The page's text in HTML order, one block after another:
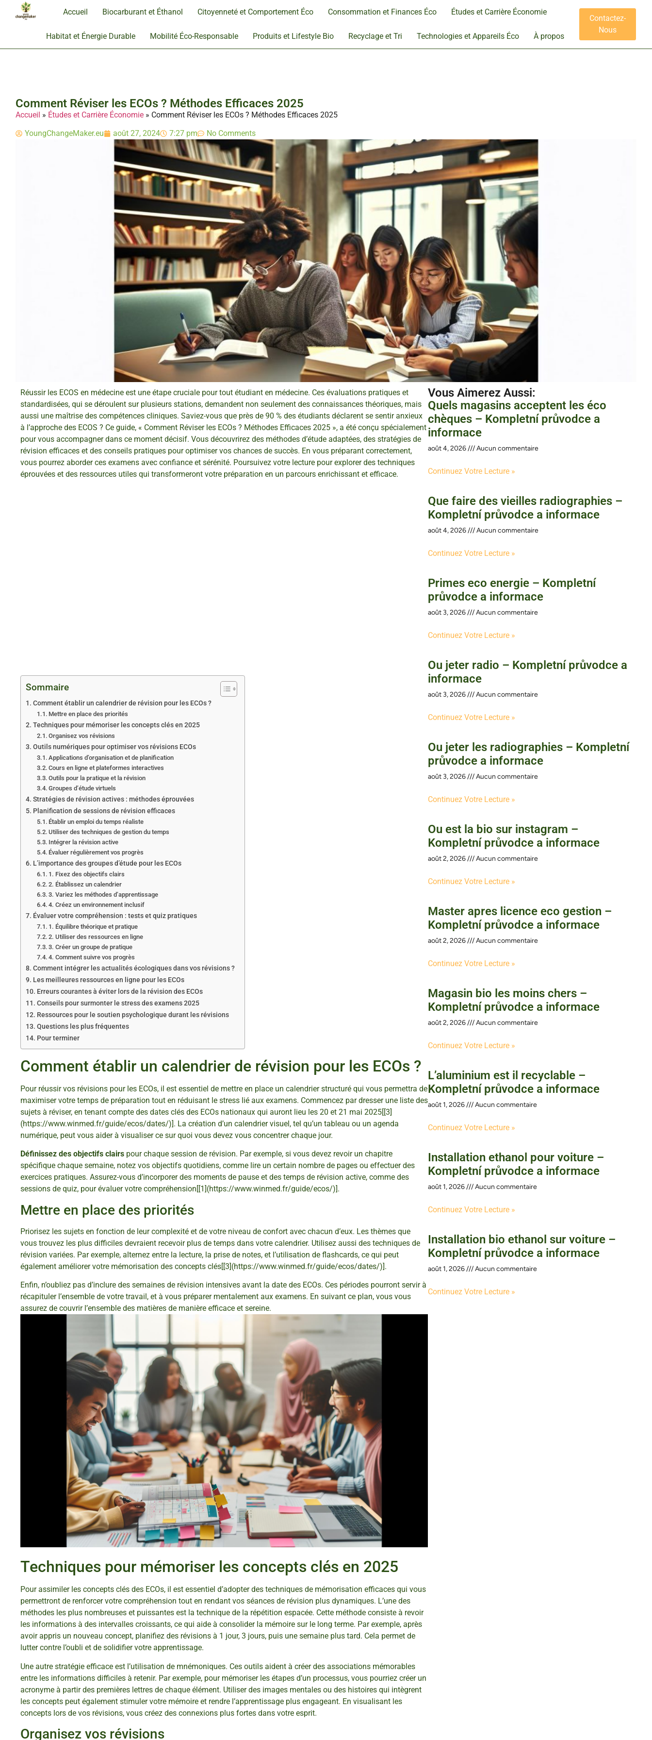
Accueil Biocarburant et Éthanol Citoyenneté et Comportement Éco Consommation et Finances Éco Études et Carrière Économie
Habitat et Énergie Durable Mobilité Éco-Responsable Produits et Lifestyle Bio Recyclage et Tri Technologies et Appareils Éco À propos
Contactez-
Nous
Comment Réviser les ECOs ? Méthodes Efficaces 2025
Accueil » Études et Carrière Économie » Comment Réviser les ECOs ? Méthodes Efficaces 2025
YoungChangeMaker.eu août 27, 2024 7:27 pm No Comments
Réussir les ECOS en médecine est une étape cruciale pour tout étudiant en médecine. Ces évaluations pratiques et
standardisées, qui se déroulent sur plusieurs stations, demandent non seulement des connaissances théoriques, mais
aussi une maîtrise des compétences cliniques. Saviez-vous que près de 90 % des étudiants déclarent se sentir anxieux
à l’approche des ECOS ? Ce guide, « Comment Réviser les ECOs ? Méthodes Efficaces 2025 », a été conçu spécialement
pour vous accompagner dans ce moment décisif. Vous découvrirez des méthodes d’étude adaptées, des stratégies de
révision efficaces et des conseils pratiques pour optimiser vos chances de succès. En vous préparant correctement,
vous pourrez aborder ces examens avec confiance et sérénité. Poursuivez votre lecture pour explorer des techniques
éprouvées et des ressources utiles qui transformeront votre préparation en un parcours enrichissant et efficace.
Sommaire
Comment établir un calendrier de révision pour les ECOs ?
Mettre en place des priorités
Techniques pour mémoriser les concepts clés en 2025
Organisez vos révisions
Outils numériques pour optimiser vos révisions ECOs
Applications d’organisation et de planification
Cours en ligne et plateformes interactives
Outils pour la pratique et la révision
Groupes d’étude virtuels
Stratégies de révision actives : méthodes éprouvées
Planification de sessions de révision efficaces
Établir un emploi du temps réaliste
Utiliser des techniques de gestion du temps
Intégrer la révision active
Évaluer régulièrement vos progrès
L’importance des groupes d’étude pour les ECOs
1. Fixez des objectifs clairs
2. Établissez un calendrier
3. Variez les méthodes d’apprentissage
4. Créez un environnement inclusif
Évaluer votre compréhension : tests et quiz pratiques
1. Équilibre théorique et pratique
2. Utiliser des ressources en ligne
3. Créer un groupe de pratique
4. Comment suivre vos progrès
Comment intégrer les actualités écologiques dans vos révisions ?
Les meilleures ressources en ligne pour les ECOs
Erreurs courantes à éviter lors de la révision des ECOs
Conseils pour surmonter le stress des examens 2025
Ressources pour le soutien psychologique durant les révisions
Questions les plus fréquentes
Pour terminer
Comment établir un calendrier de révision pour les ECOs ?
Pour réussir vos révisions pour les ECOs, il est essentiel de mettre en place un calendrier structuré qui vous permettra de
maximiser votre temps de préparation tout en réduisant le stress lié aux examens. Commencez par dresser une liste des
sujets à réviser, en tenant compte des dates clés des ECOs nationaux qui auront lieu les 20 et 21 mai 2025[[3]
(https://www.winmed.fr/guide/ecos/dates/)]. La création d’un calendrier visuel, tel qu’un tableau ou un agenda
numérique, peut vous aider à visualiser ce sur quoi vous devez vous concentrer chaque jour.
Définissez des objectifs clairs pour chaque session de révision. Par exemple, si vous devez revoir un chapitre
spécifique chaque semaine, notez vos objectifs quotidiens, comme lire un certain nombre de pages ou effectuer des
exercices pratiques. Assurez-vous d’incorporer des moments de pause et des temps de révision active, comme des
sessions de quiz, pour évaluer votre compréhension[[1](https://www.winmed.fr/guide/ecos/)].
Mettre en place des priorités
Priorisez les sujets en fonction de leur complexité et de votre niveau de confort avec chacun d’eux. Les thèmes que
vous trouvez les plus difficiles devraient recevoir plus de temps dans votre calendrier. Utilisez aussi des techniques de
révision variées. Par exemple, alternez entre la lecture, la prise de notes, et l’utilisation de flashcards, ce qui peut
également améliorer votre mémorisation des concepts clés[[3](https://www.winmed.fr/guide/ecos/dates/)].
Enfin, n’oubliez pas d’inclure des semaines de révision intensives avant la date des ECOs. Ces périodes pourront servir à
récapituler l’ensemble de votre travail, et à vous préparer mentalement aux examens. En suivant ce plan, vous vous
assurez de couvrir l’ensemble des matières de manière efficace et sereine.
Techniques pour mémoriser les concepts clés en 2025
Pour assimiler les concepts clés des ECOs, il est essentiel d’adopter des techniques de mémorisation efficaces qui vous
permettront de renforcer votre compréhension tout en rendant vos séances de révision plus dynamiques. L’une des
méthodes les plus nombreuses et puissantes est la technique de la répétition espacée. Cette méthode consiste à revoir
les informations à des intervalles croissants, ce qui aide à consolider la mémoire sur le long terme. Par exemple, après
avoir appris un nouveau concept, planifiez des révisions à 1 jour, 3 jours, puis une semaine plus tard. Cela permet de
lutter contre l’oubli et de solidifier votre apprentissage.
Une autre stratégie efficace est l’utilisation de mnémoniques. Ces outils aident à créer des associations mémorables
entre les informations difficiles à retenir. Par exemple, pour mémoriser les étapes d’un processus, vous pourriez créer un
acronyme à partir des premières lettres de chaque élément. Utiliser des images mentales ou des histoires qui intègrent
les concepts peut également stimuler votre mémoire et rendre l’apprentissage plus engageant. En visualisant les
concepts lors de vos révisions, vous créez des connexions plus fortes dans votre esprit.
Organisez vos révisions
Vous Aimerez Aussi :
Quels magasins acceptent les éco
chèques – Kompletní průvodce a
informace
août 4, 2026 Aucun commentaire
Continuez Votre Lecture »
Que faire des vieilles radiographies –
Kompletní průvodce a informace
août 4, 2026 Aucun commentaire
Continuez Votre Lecture »
Primes eco energie – Kompletní
průvodce a informace
août 3, 2026 Aucun commentaire
Continuez Votre Lecture »
Ou jeter radio – Kompletní průvodce a
informace
août 3, 2026 Aucun commentaire
Continuez Votre Lecture »
Ou jeter les radiographies – Kompletní
průvodce a informace
août 3, 2026 Aucun commentaire
Continuez Votre Lecture »
Ou est la bio sur instagram –
Kompletní průvodce a informace
août 2, 2026 Aucun commentaire
Continuez Votre Lecture »
Master apres licence eco gestion –
Kompletní průvodce a informace
août 2, 2026 Aucun commentaire
Continuez Votre Lecture »
Magasin bio les moins chers –
Kompletní průvodce a informace
août 2, 2026 Aucun commentaire
Continuez Votre Lecture »
L’aluminium est il recyclable –
Kompletní průvodce a informace
août 1, 2026 Aucun commentaire
Continuez Votre Lecture »
Installation ethanol pour voiture –
Kompletní průvodce a informace
août 1, 2026 Aucun commentaire
Continuez Votre Lecture »
Installation bio ethanol sur voiture –
Kompletní průvodce a informace
août 1, 2026 Aucun commentaire
Continuez Votre Lecture »